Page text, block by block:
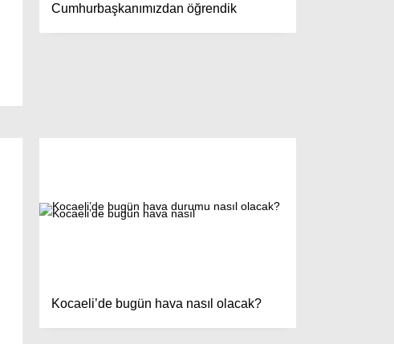
Cumhurbaşkanımızdan öğrendik
Kocaeli’de bugün hava nasıl olacak?